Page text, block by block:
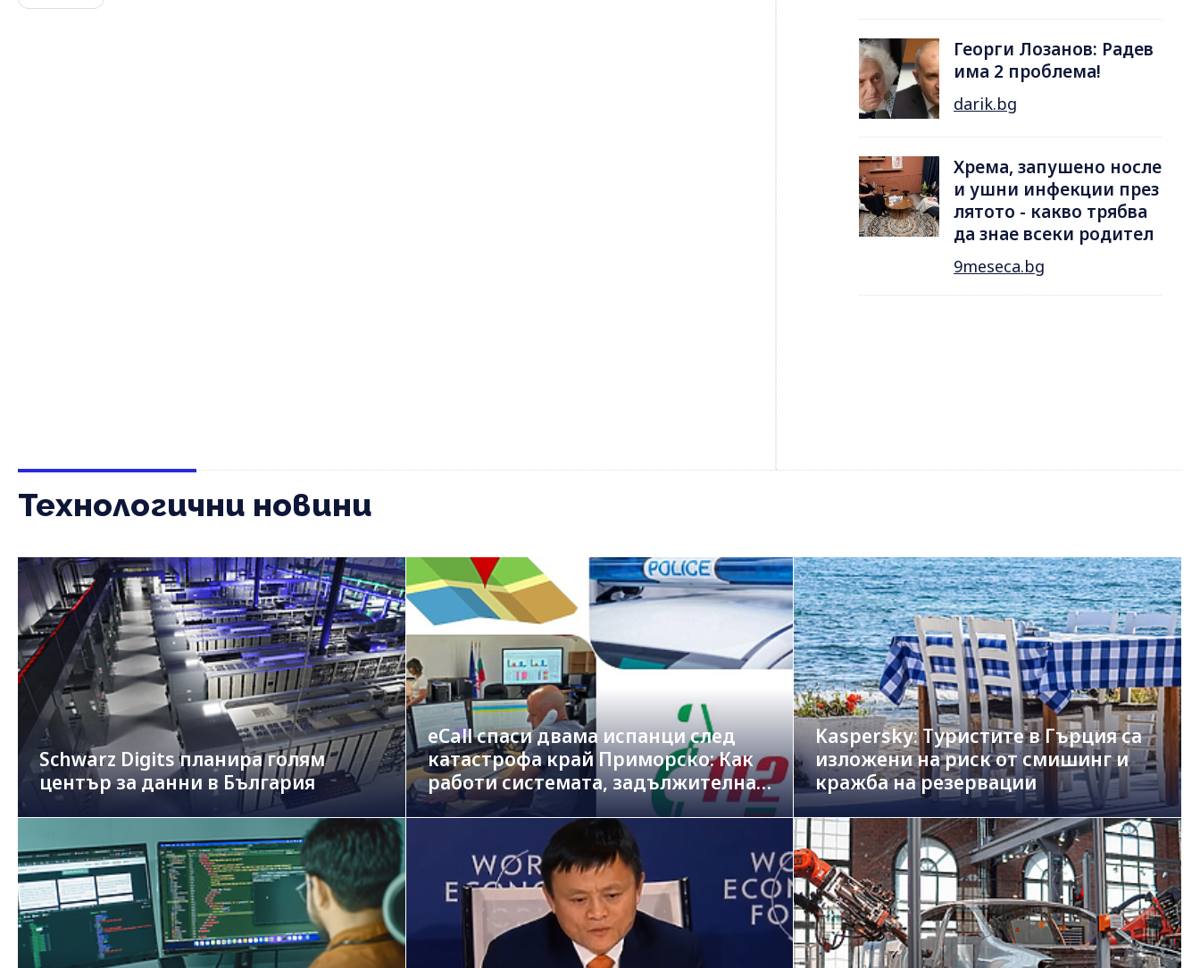
Георги Лозанов: Радев
има 2 проблема!
darik.bg
Хрема, запушено носле
и ушни инфекции през
лятотo - какво трябва
да знае всеки родител
9meseca.bg
Технологични новини
Schwarz Digits планира голям
център за данни в България
eCall спаси двама испанци след
катастрофа край Приморско: Как
работи системата, задължителна
в новите коли
Kaspersky: Туристите в Гърция са
изложени на риск от смишинг и
кражба на резервации